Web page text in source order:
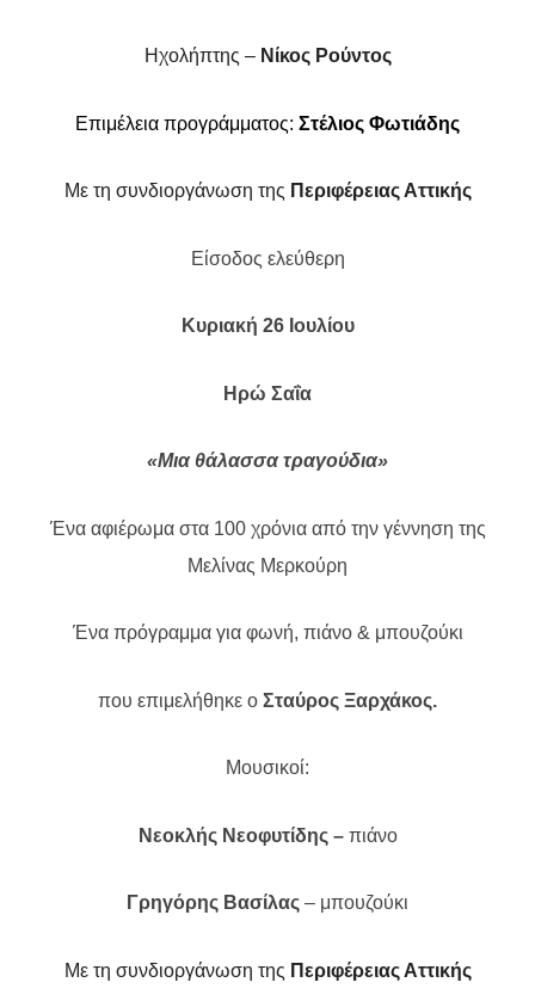
Ηχολήπτης – Νίκος Ρούντος
Επιμέλεια προγράμματος: Στέλιος Φωτιάδης
Με τη συνδιοργάνωση της Περιφέρειας Αττικής
Είσοδος ελεύθερη
Κυριακή 26 Ιουλίου
Ηρώ Σαΐα
«Μια θάλασσα τραγούδια»
Ένα αφιέρωμα στα 100 χρόνια από την γέννηση της
Μελίνας Μερκούρη
Ένα πρόγραμμα για φωνή, πιάνο & μπουζούκι
που επιμελήθηκε ο Σταύρος Ξαρχάκος.
Μουσικοί:
Νεοκλής Νεοφυτίδης –πιάνο
Γρηγόρης Βασίλας – μπουζούκι
Με τη συνδιοργάνωση της Περιφέρειας Αττικής